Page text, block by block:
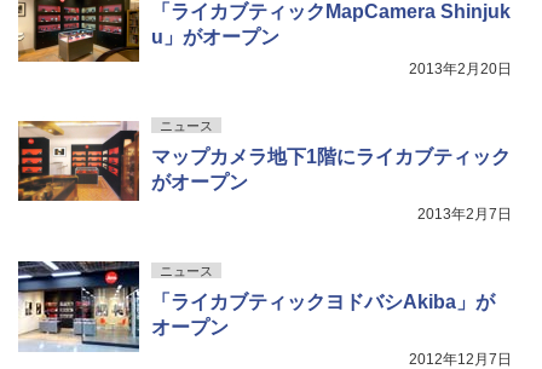
「ライカブティックMapCamera Shinjuk
u」がオープン
2013年2月20日
ニュース
マップカメラ地下1階にライカブティック
がオープン
2013年2月7日
ニュース
「ライカブティックヨドバシAkiba」が
オープン
2012年12月7日